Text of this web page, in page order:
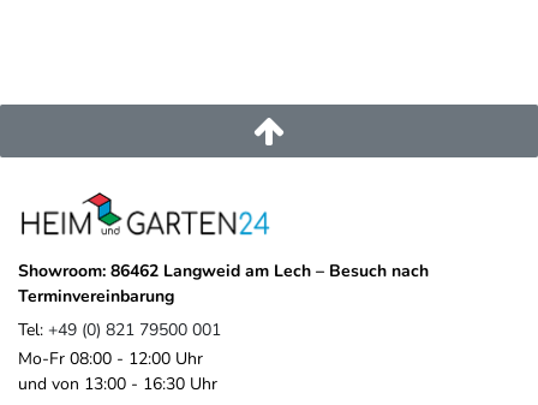
+49 821 79500 001
Showroom: 86462 Langweid am Lech – Besuch nach
Terminvereinbarung
Tel: +49 (0) 821 79500 001
Mo-Fr 08:00 - 12:00 Uhr
und von 13:00 - 16:30 Uhr